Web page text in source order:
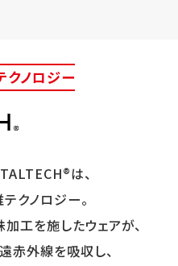
クノロジー
は、
クノロジー。
工を施したウェアが、
赤外線を吸収し、